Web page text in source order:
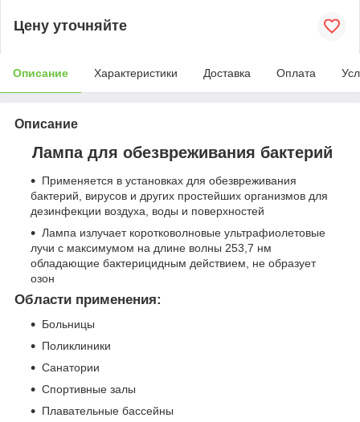
Цену уточняйте
Описание Характеристики Доставка Оплата
Описание
Лампа для обезвреживания бактерий
Применяется в установках для обезвреживания
бактерий, вирусов и других простейших организмов для
дезинфекции воздуха, воды и поверхностей
Лампа излучает коротковолновые ультрафиолетовые
лучи с максимумом на длине волны 253,7 нм
обладающие бактерицидным действием, не образует
озон
Области применения:
Больницы
Поликлиники
Санатории
Спортивные залы
Плавательные бассейны